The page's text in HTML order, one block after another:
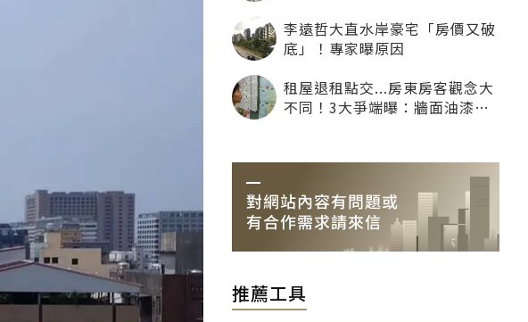
李遠哲大直水岸豪宅「房價又破
底」！專家曝原因
租屋退租點交...房東房客觀念大
不同！3大爭端曝：牆面油漆、
推薦工具